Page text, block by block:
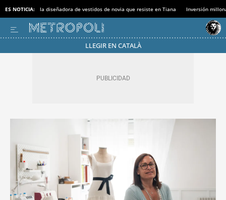
ES NOTICIA: la diseñadora de vestidos de novia que resiste en Tiana Inversión
LLEGIR EN CATALÀ